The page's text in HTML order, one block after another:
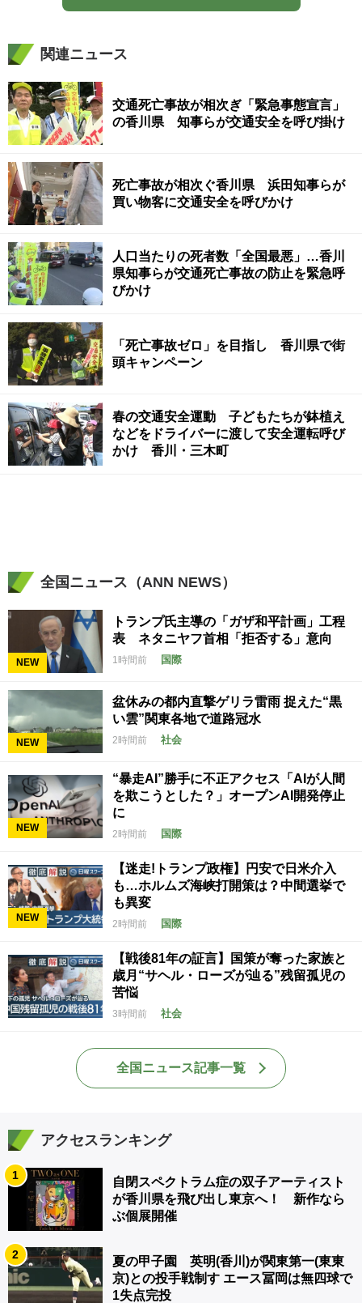
関連ニュース
交通死亡事故が相次ぎ「緊急事態宣言」
の香川県 知事らが交通安全を呼び掛け
死亡事故が相次ぐ香川県 浜田知事らが
買い物客に交通安全を呼びかけ
人口当たりの死者数「全国最悪」…香川
県知事らが交通死亡事故の防止を緊急呼
びかけ
「死亡事故ゼロ」を目指し 香川県で街
頭キャンペーン
春の交通安全運動 子どもたちが鉢植え
などをドライバーに渡して安全運転呼び
かけ 香川・三木町
全国ニュース（ANN NEWS）
NEW
トランプ氏主導の「ガザ和平計画」工程
表 ネタニヤフ首相「拒否する」意向
1時間前 国際
NEW
盆休みの都内直撃ゲリラ雷雨 捉えた“黒
い雲”関東各地で道路冠水
2時間前 社会
NEW
“暴走AI”勝手に不正アクセス「AIが人間
を欺こうとした？」オープンAI開発停止
に
2時間前 国際
NEW
【迷走!トランプ政権】円安で日米介入
も…ホルムズ海峡打開策は？中間選挙で
も異変
2時間前 国際
【戦後81年の証言】国策が奪った家族と
歳月“サヘル・ローズが辿る”残留孤児の
苦悩
3時間前 社会
全国ニュース記事一覧
アクセスランキング
1
自閉スペクトラム症の双子アーティスト
が香川県を飛び出し東京へ！ 新作なら
ぶ個展開催
2
夏の甲子園 英明(香川)が関東第一(東東
京)との投手戦制す エース冨岡は無四球で
1失点完投